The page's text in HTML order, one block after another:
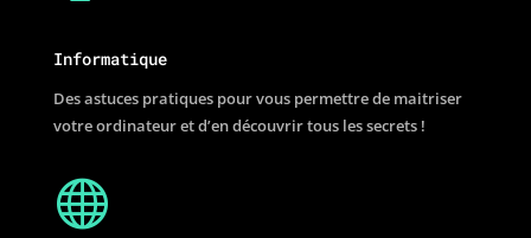
Informatique
Des astuces pratiques pour vous permettre de maitriser
votre ordinateur et d’en découvrir tous les secrets !
